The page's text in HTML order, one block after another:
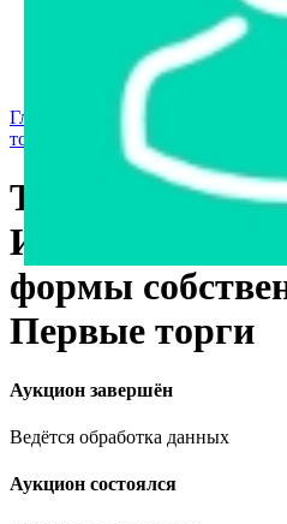
Арестованное имущество
Реестр несостоявшихся
Реестр переоценок
Государственное имущество
Главная страница
торгов
Транспорт
Toyota
Имущество
формы
Первые торги
Аукцион завершён
Ведётся обработка данных
Аукцион состоялся